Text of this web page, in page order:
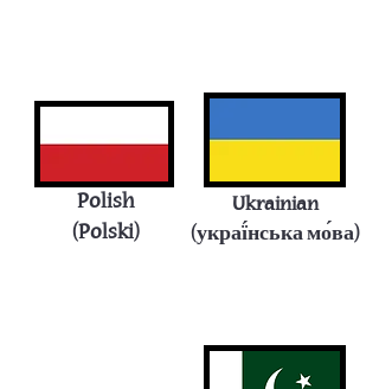
Ukrainian
(украї́нська мо́ва)
Polish
(Polski)